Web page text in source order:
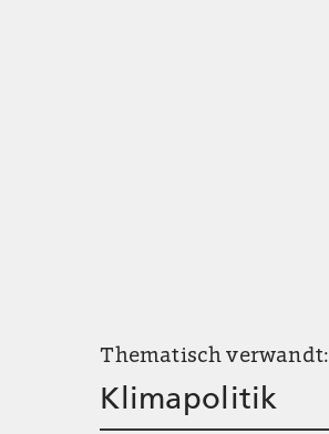
Thematisch verwandt:
Klimapolitik